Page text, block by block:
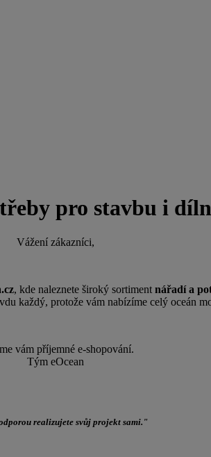
pro stavbu i
Vážení zákazníci,
, kde naleznete široký sortiment nářadí a
každý, protože vám nabízíme celý oceán
vám příjemné e-shopování.
Tým eOcean
realizujete svůj projekt sami."